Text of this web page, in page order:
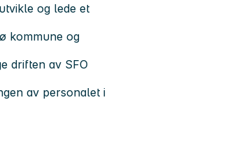
og lede et
kommune og
driften av SFO
av personalet i